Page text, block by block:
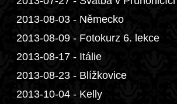
2013-08-03 - Německo
2013-08-09 - Fotokurz 6. lekce
2013-08-17 - Itálie
2013-08-23 - Blížkovice
2013-10-04 - Kelly